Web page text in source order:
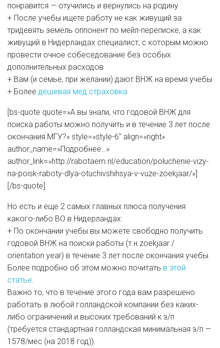
понравится — отучились и вернулись на родину
+ После учебы ищете работу не как живущий за
тридевять земель оппонент по мейл-переписке, а как
живущий в Нидерландах специалист, с которым можно
провести очное собеседование без особых
дополнительных расходов
+ Вам (и семье, при желании) дают ВНЖ на время учебы
+ Более дешевая мед.страховка
[bs-quote quote=»А вы знали, что годовой ВНЖ для
поиска работы можно получить и в течение 3 лет после
окончания МГУ?» style=»style-6″ align=»right»
author_name=»Подробнее…»
author_link=»http://rabotaem.nl/education/poluchenie-vizy-
na-poisk-raboty-dlya-otuchivshihsya-v-vuze-zoekjaar/»]
[/bs-quote]
Но есть и еще 2 самых главных плюса получения
какого-либо ВО в Нидерландах:
+ По окончании учебы вы можете свободно получить
годовой ВНЖ на поиски работы (т.н.zoekjaar /
orientation year) в течение 3 лет после окончания учебы.
Более подробно об этом можно почитать в этой
статье
Важно то, что в течение этого года вам разрешено
работать в любой голландской компании без каких-
либо ограничений и высоких требований к з/п
(требуется стандартная голландская минимальная з/п —
1578/мес (на 2018 год)).